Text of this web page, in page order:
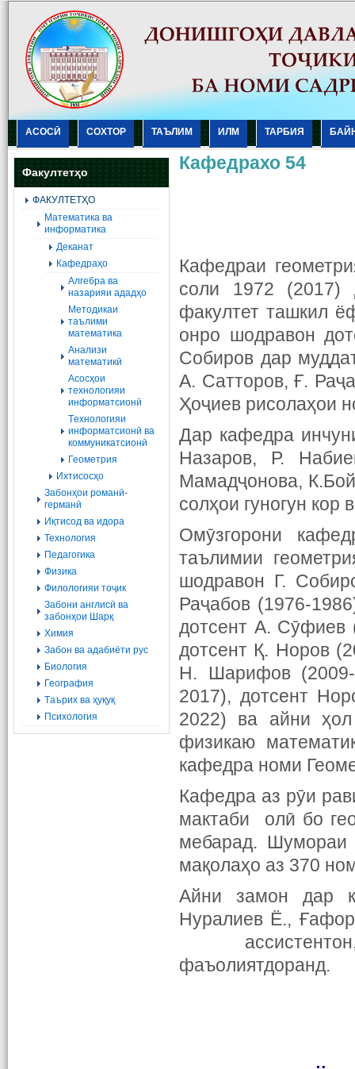
АСОСӢ СОХТОР ТАЪЛИМ ИЛМ ТАРБИЯ
Факултетҳо
ФАКУЛТЕТҲО
Mатематика ва
информатика
Деканат
Кафедраҳо
Алгебра ва
назарияи ададҳо
Методикаи
таълими
математика
Анализи
математикӣ
Асосҳои
технологияи
информатсионӣ
Tехнологияи
информатсионӣ ва
коммуникатсионӣ
Геометрия
Ихтисосҳо
Забонҳои романӣ-
германӣ
Иқтисод ва идора
Технология
Педагогика
Физика
Филологияи тоҷик
Забони англисӣ ва
забонҳои Шарқ
Химия
Забон ва адабиёти рус
Биология
География
Tаърих ва ҳуқуқ
Психология
Кафедрахо 54
Кафедраи
соли 1972 (2017)
факултет ташкил
онро шодравон
Собиров дар
А. Сатторов, Ғ.
Ҳоҷиев рисолаҳои
Дар кафедра
Назаров, Р.
Мамадҷонова,
солҳои гуногун кор
Омӯзгорони
таълимии
шодравон Г.
Раҷабов (1976-
дотсент А. Сӯфиев
дотсент Қ. Норов
Н. Шарифов (2009-
2017), дотсент
2022) ва айни
физикаю
кафедра номи
Кафедра аз рӯи
мактаби олӣ бо
мебарад.
мақолаҳо аз 370
Айни замон дар
Нуралиев Ё.,
фаъолиятдоранд.